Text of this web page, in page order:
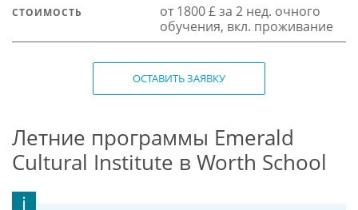
СТОИМОСТЬ
от 1800 £ за 2 нед. очного
обучения, вкл. проживание
ОСТАВИТЬ ЗАЯВКУ
Летние программы Emerald
Cultural Institute в Worth School